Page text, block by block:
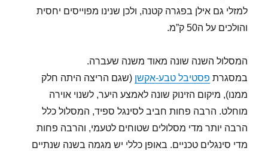
למזלי גם אילן בפגרה קטנה, ולכן שנינו מפוייסים יחסית
והולכים על ה50 ק”מ.
המסלול השנה שונה מאוד משנה שעברה.
במסגרת פסטיבל טבע-אקשן (שגם הריצה היתה חלק
ממנו), מיקום הזינוק שונה לאמצע היער, לשנוי אוירה
מוחלט. הרבה פחות חביב לסינגל ספיד, המסלול כלל
הרבה יותר מדי מסלולים שטוחים לטעמי, והרבה פחות
מדי סינגלים טכניים. באופן כללי יש מגמה בשנה שנתיים